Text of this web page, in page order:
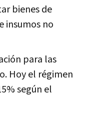
bienes de
insumos no
para las
Hoy el régimen
según el